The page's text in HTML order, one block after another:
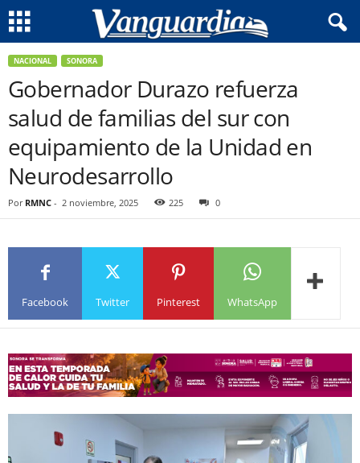
NACIONAL SONORA
Gobernador Durazo refuerza
salud de familias del sur con
equipamiento de la Unidad en
Neurodesarrollo
Por RMNC - 2 noviembre, 2025 225 0
Facebook Twitter Pinterest WhatsApp